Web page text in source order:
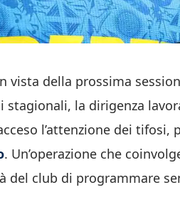
vista della prossima
la dirigenza
l’attenzione dei tifosi,
. Un’operazione che
club di programmare